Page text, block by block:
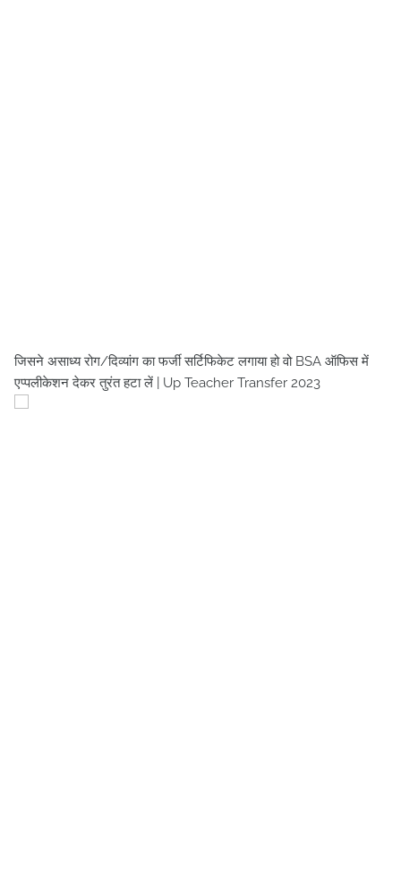
जिसने असाध्य रोग/दिव्यांग का फर्जी सर्टिफिकेट लगाया हो वो BSA ऑफिस में
एप्पलीकेशन देकर तुरंत हटा लें | Up Teacher Transfer 2023